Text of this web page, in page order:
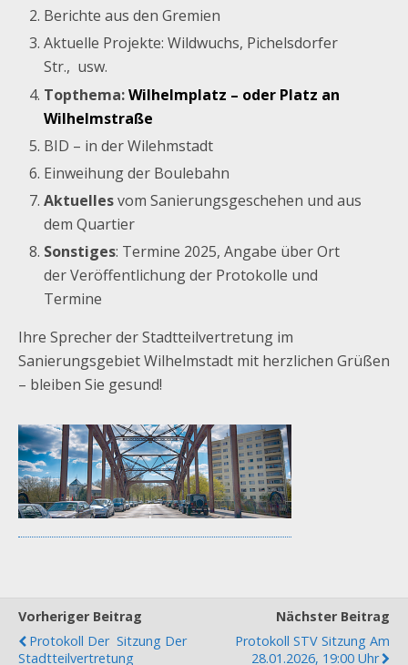
Berichte aus den Gremien
Aktuelle Projekte: Wildwuchs, Pichelsdorfer
Str., usw.
Topthema: Wilhelmplatz – oder Platz an
Wilhelmstraße
BID – in der Wilehmstadt
Einweihung der Boulebahn
Aktuellesvom Sanierungsgeschehen und aus
dem Quartier
Sonstiges: Termine 2025, Angabe über Ort
der Veröffentlichung der Protokolle und
Termine
Ihre Sprecher der Stadtteilvertretung im
Sanierungsgebiet Wilhelmstadt mit herzlichen Grüßen
– bleiben Sie gesund!
Vorheriger Beitrag
Protokoll Der Sitzung Der
Stadtteilvertretung
Nächster Beitrag
Protokoll STV Sitzung Am
28.01.2026, 19:00 Uhr